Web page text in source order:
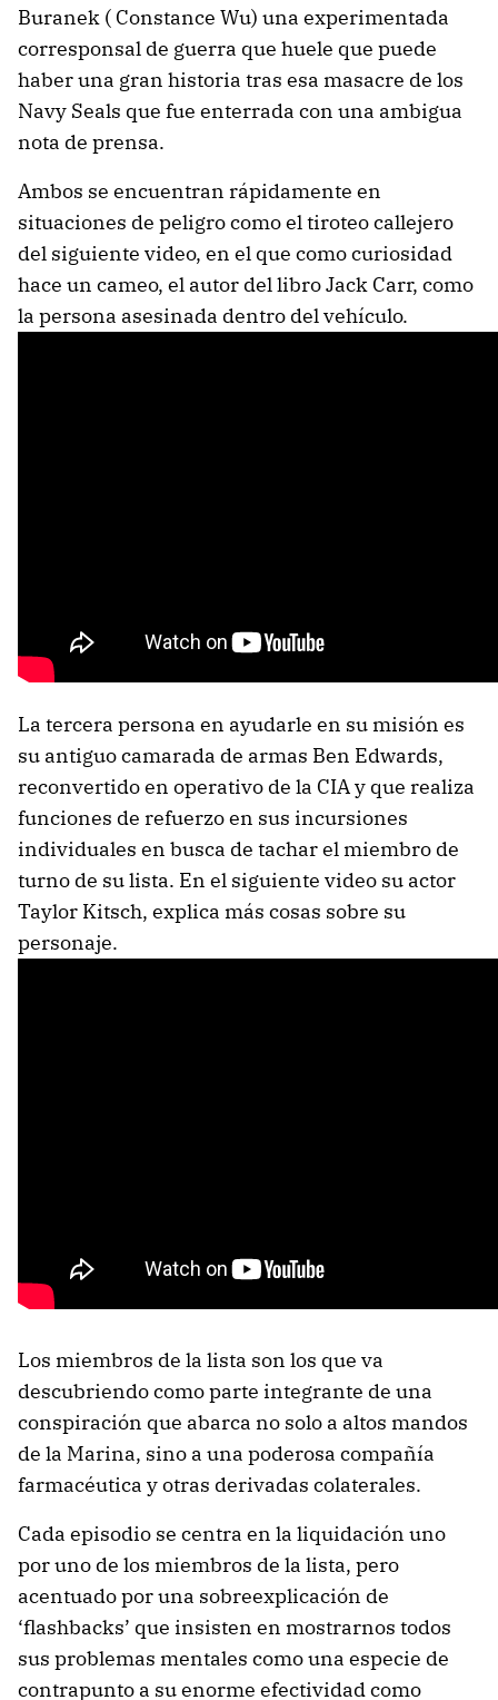
Buranek ( Constance Wu) una experimentada
corresponsal de guerra que huele que puede
haber una gran historia tras esa masacre de los
Navy Seals que fue enterrada con una ambigua
nota de prensa.
Ambos se encuentran rápidamente en
situaciones de peligro como el tiroteo callejero
del siguiente video, en el que como curiosidad
hace un cameo, el autor del libro Jack Carr, como
la persona asesinada dentro del vehículo.
La tercera persona en ayudarle en su misión es
su antiguo camarada de armas Ben Edwards,
reconvertido en operativo de la CIA y que realiza
funciones de refuerzo en sus incursiones
individuales en busca de tachar el miembro de
turno de su lista. En el siguiente video su actor
Taylor Kitsch, explica más cosas sobre su
personaje.
Los miembros de la lista son los que va
descubriendo como parte integrante de una
conspiración que abarca no solo a altos mandos
de la Marina, sino a una poderosa compañía
farmacéutica y otras derivadas colaterales.
Cada episodio se centra en la liquidación uno
por uno de los miembros de la lista, pero
acentuado por una sobreexplicación de
‘flashbacks’ que insisten en mostrarnos todos
sus problemas mentales como una especie de
contrapunto a su enorme efectividad como